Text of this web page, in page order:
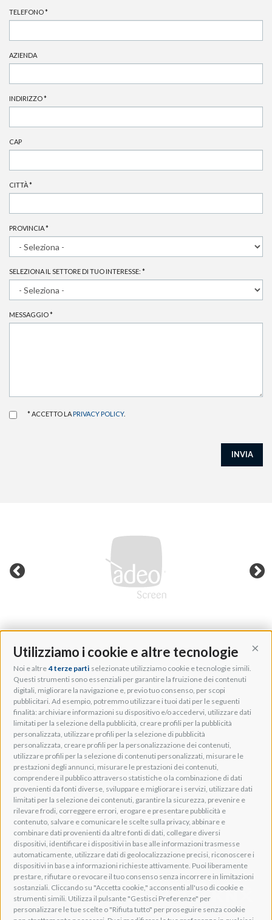
Utilizziamo i cookie e altre tecnologie
Noi e altre 4 terze parti selezionate utilizziamo cookie e tecnologie simili.
Questi strumenti sono essenziali per garantire la fruizione dei contenuti
digitali, migliorare la navigazione e, previo tuo consenso, per scopi
pubblicitari. Ad esempio, potremmo utilizzare i tuoi dati per le seguenti
finalità: archiviare informazioni su dispositivo e/o accedervi, utilizzare dati
limitati per la selezione della pubblicità, creare profili per la pubblicità
personalizzata, utilizzare profili per la selezione di pubblicità
personalizzata, creare profili per la personalizzazione dei contenuti,
utilizzare profili per la selezione di contenuti personalizzati, misurare le
prestazioni degli annunci, misurare le prestazioni dei contenuti,
comprendere il pubblico attraverso statistiche o la combinazione di dati
provenienti da fonti diverse, sviluppare e migliorare i servizi, utilizzare dati
limitati per la selezione dei contenuti, garantire la sicurezza, prevenire e
rilevare frodi, correggere errori, erogare e presentare pubblicità e
contenuto, salvare e comunicare le scelte sulla privacy, abbinare e
combinare dati provenienti da altre fonti di dati, collegare diversi
dispositivi, identificare i dispositivi in base alle informazioni trasmesse
automaticamente, utilizzare dati di geolocalizzazione precisi, riconoscere i
dispositivi in base a informazioni richieste attivamente. Puoi liberamente
prestare, rifiutare o revocare il tuo consenso senza incorrere in limitazioni
sostanziali. Cliccando su "Accetta cookie," acconsenti all'uso di cookie e
strumenti simili. Utilizza il pulsante "Gestisci Preferenze" per
personalizzare le tue scelte o "Rifiuta tutto" per proseguire senza cookie
TELEFONO*
AZIENDA
INDIRIZZO*
CAP
CITTÀ*
PROVINCIA*
SELEZIONA IL SETTORE DI TUO INTERESSE: *
MESSAGGIO*
* ACCETTO LA PRIVACY POLICY.
INVIA
Adeo Group S.r.l.
Via della Zarga, 50
Lavis, 38015 TN, Italy
Tel: +39 0461 248211
P.IVA: IT01262500224
PEC: pec@pec.adeogroup.it
SDI: T04ZHR3
info@adeogroup.it
Adeo ProAV
Adeo HomeAV
Adeo Screen
Screen Research
Adeum Cinema Suite